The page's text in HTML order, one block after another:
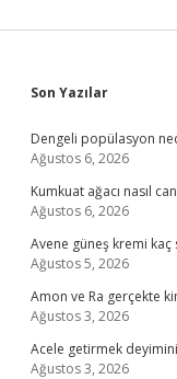
Sidebar
Son Yazılar
Dengeli popülasyon
Ağustos 6, 2026
Kumkuat ağacı nasıl
Ağustos 6, 2026
Avene güneş kremi kaç
Ağustos 5, 2026
Amon ve Ra gerçekte
Ağustos 3, 2026
Acele getirmek
Ağustos 3, 2026